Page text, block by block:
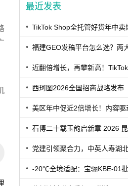
最近发表
西珂图2026全国招商战略发布